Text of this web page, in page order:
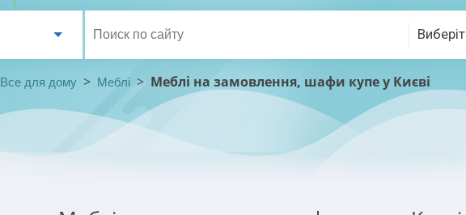
Все для дому > Меблі > Меблі на замовлення, шафи купе у Києві